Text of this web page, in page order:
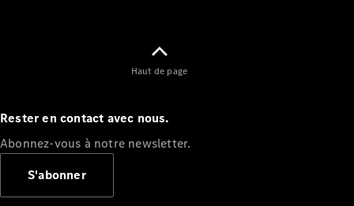
Haut de page
Rester en contact avec nous.
Abonnez-vous à notre newsletter.
S'abonner